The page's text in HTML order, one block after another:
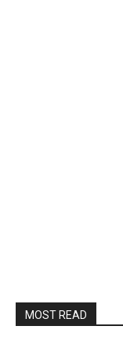
MOST READ